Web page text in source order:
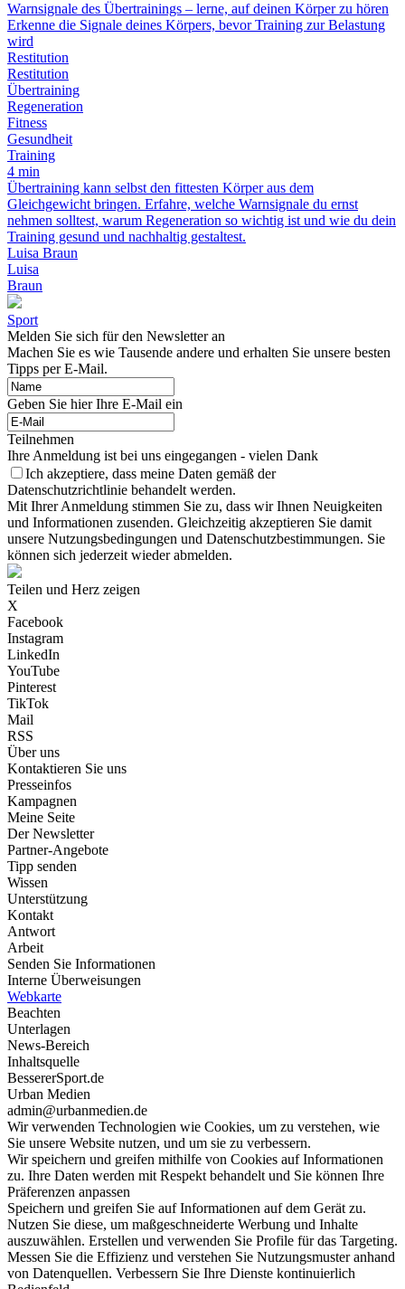
Warnsignale des Übertrainings – lerne, auf deinen Körper zu hören
Erkenne die Signale deines Körpers, bevor Training zur Belastung
wird
Restitution
Restitution
Übertraining
Regeneration
Fitness
Gesundheit
Training
4 min
Übertraining kann selbst den fittesten Körper aus dem
Gleichgewicht bringen. Erfahre, welche Warnsignale du ernst
nehmen solltest, warum Regeneration so wichtig ist und wie du dein
Training gesund und nachhaltig gestaltest.
Luisa Braun
Luisa
Braun
Sport
Melden Sie sich für den Newsletter an
Machen Sie es wie Tausende andere und erhalten Sie unsere besten
Tipps per E-Mail.
Geben Sie hier Ihre E-Mail ein
Teilnehmen
Ihre Anmeldung ist bei uns eingegangen - vielen Dank
Ich akzeptiere, dass meine Daten gemäß der
Datenschutzrichtlinie behandelt werden.
Mit Ihrer Anmeldung stimmen Sie zu, dass wir Ihnen Neuigkeiten
und Informationen zusenden. Gleichzeitig akzeptieren Sie damit
unsere Nutzungsbedingungen und Datenschutzbestimmungen. Sie
können sich jederzeit wieder abmelden.
Teilen und Herz zeigen
X
Facebook
Instagram
LinkedIn
YouTube
Pinterest
TikTok
Mail
RSS
Über uns
Kontaktieren Sie uns
Presseinfos
Kampagnen
Meine Seite
Der Newsletter
Partner-Angebote
Tipp senden
Wissen
Unterstützung
Kontakt
Antwort
Arbeit
Senden Sie Informationen
Interne Überweisungen
Webkarte
Beachten
Unterlagen
News-Bereich
Inhaltsquelle
BessererSport.de
Urban Medien
admin@urbanmedien.de
Wir verwenden Technologien wie Cookies, um zu verstehen, wie
Sie unsere Website nutzen, und um sie zu verbessern.
Wir speichern und greifen mithilfe von Cookies auf Informationen
zu. Ihre Daten werden mit Respekt behandelt und Sie können Ihre
Präferenzen anpassen
Speichern und greifen Sie auf Informationen auf dem Gerät zu.
Nutzen Sie diese, um maßgeschneiderte Werbung und Inhalte
auszuwählen. Erstellen und verwenden Sie Profile für das Targeting.
Messen Sie die Effizienz und verstehen Sie Nutzungsmuster anhand
von Datenquellen. Verbessern Sie Ihre Dienste kontinuierlich